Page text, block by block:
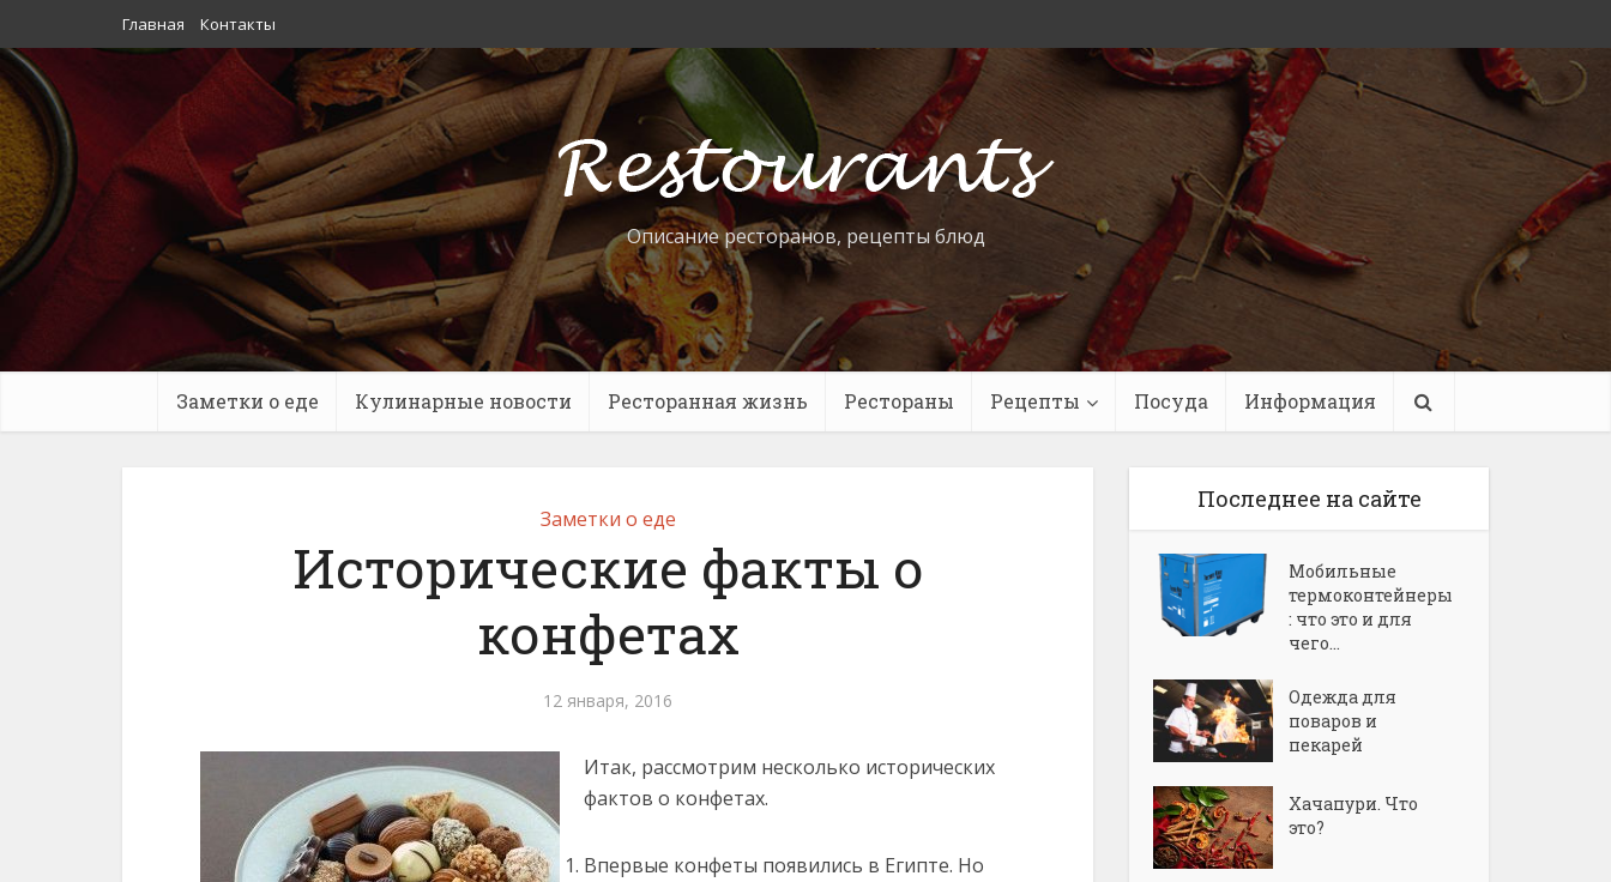
Главная Контакты
Описание ресторанов, рецепты блюд
Заметки о еде Кулинарные новости Ресторанная жизнь Рестораны Рецепты Посуда Информация
Заметки о еде
Исторические факты о
конфетах
12 января, 2016
Итак, рассмотрим несколько исторических
фактов о конфетах.
Впервые конфеты появились в Египте. Но
Последнее на сайте
Мобильные
термоконтейнеры
: что это и для
чего...
Одежда для
поваров и
пекарей
Хачапури. Что
это?